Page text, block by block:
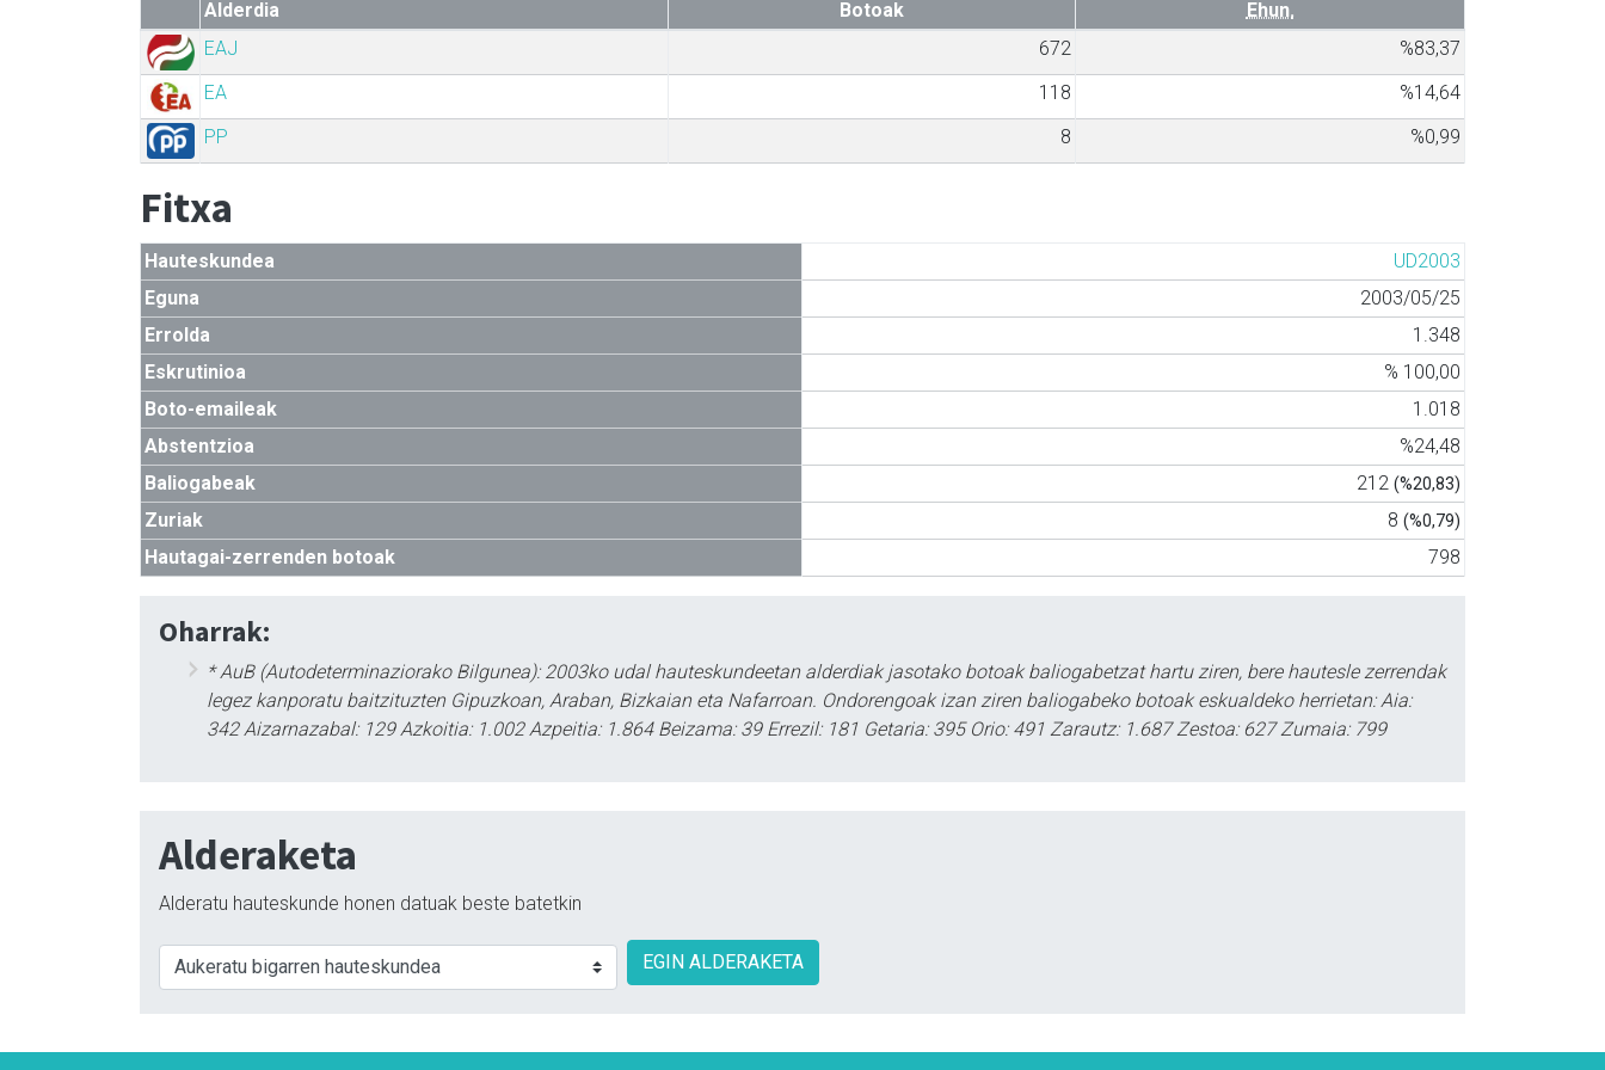
Alderdia Botoak
Ehun.
EAJ
672
%83,37
EA
118
%14,64
PP
8 %0,99
Fitxa
Hauteskundea
UD2003
Eguna
2003/05/25
Errolda
1.348
Eskrutinioa
% 100,00
Boto-emaileak
1.018
Abstentzioa
%24,48
Baliogabeak
212 (%20,83)
Zuriak 8 (%0,79)
Hautagai-zerrenden botoak 798
Oharrak:
* AuB (Autodeterminaziorako Bilgunea): 2003ko udal hauteskundeetan alderdiak jasotako botoak baliogabetzat hartu ziren, bere hautesle zerrendak
legez kanporatu baitzituzten Gipuzkoan, Araban, Bizkaian eta Nafarroan. Ondorengoak izan ziren baliogabeko botoak eskualdeko herrietan: Aia:
342 Aizarnazabal: 129 Azkoitia: 1.002 Azpeitia: 1.864 Beizama: 39 Errezil: 181 Getaria: 395 Orio: 491 Zarautz: 1.687 Zestoa: 627 Zumaia: 799
Alderaketa
Alderatu hauteskunde honen datuak beste batetkin
EGIN ALDERAKETA